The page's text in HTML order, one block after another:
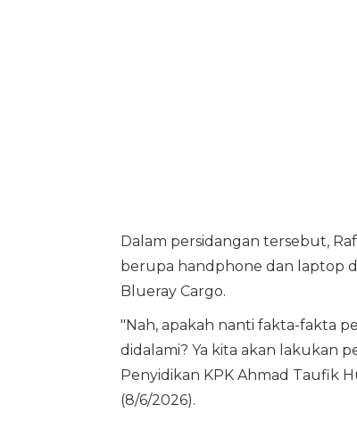
Dalam persidangan tersebut,
berupa handphone dan laptop
Blueray Cargo.
"Nah, apakah nanti fakta-fakta
didalami? Ya kita akan lakukan
Penyidikan KPK Ahmad Taufik
(8/6/2026).